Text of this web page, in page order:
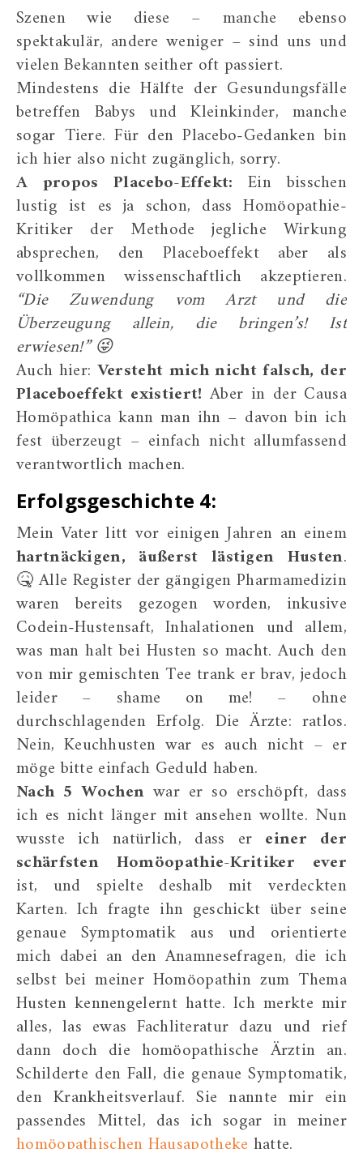
Szenen wie diese – manche ebenso
spektakulär, andere weniger – sind uns und
vielen Bekannten seither oft passiert.
Mindestens die Hälfte der Gesundungsfälle
betreffen Babys und Kleinkinder, manche
sogar Tiere. Für den Placebo-Gedanken bin
ich hier also nicht zugänglich, sorry.
A propos Placebo-Effekt: Ein bisschen
lustig ist es ja schon, dass Homöopathie-
Kritiker der Methode jegliche Wirkung
absprechen, den Placeboeffekt aber als
vollkommen wissenschaftlich akzeptieren.
“Die Zuwendung vom Arzt und die
Überzeugung allein, die bringen’s! Ist
erwiesen!” 😜
Auch hier: Versteht mich nicht falsch, der
Placeboeffekt existiert! Aber in der Causa
Homöpathica kann man ihn – davon bin ich
fest überzeugt – einfach nicht allumfassend
verantwortlich machen.
Erfolgsgeschichte 4:
Mein Vater litt vor einigen Jahren an einem
hartnäckigen, äußerst lästigen Husten.
🤒 Alle Register der gängigen Pharmamedizin
waren bereits gezogen worden, inkusive
Codein-Hustensaft, Inhalationen und allem,
was man halt bei Husten so macht. Auch den
von mir gemischten Tee trank er brav, jedoch
leider – shame on me! – ohne
durchschlagenden Erfolg. Die Ärzte: ratlos.
Nein, Keuchhusten war es auch nicht – er
möge bitte einfach Geduld haben.
Nach 5 Wochen war er so erschöpft, dass
ich es nicht länger mit ansehen wollte. Nun
wusste ich natürlich, dass er einer der
schärfsten Homöopathie-Kritiker ever
ist, und spielte deshalb mit verdeckten
Karten. Ich fragte ihn geschickt über seine
genaue Symptomatik aus und orientierte
mich dabei an den Anamnesefragen, die ich
selbst bei meiner Homöopathin zum Thema
Husten kennengelernt hatte. Ich merkte mir
alles, las ewas Fachliteratur dazu und rief
dann doch die homöopathische Ärztin an.
Schilderte den Fall, die genaue Symptomatik,
den Krankheitsverlauf. Sie nannte mir ein
passendes Mittel, das ich sogar in meiner